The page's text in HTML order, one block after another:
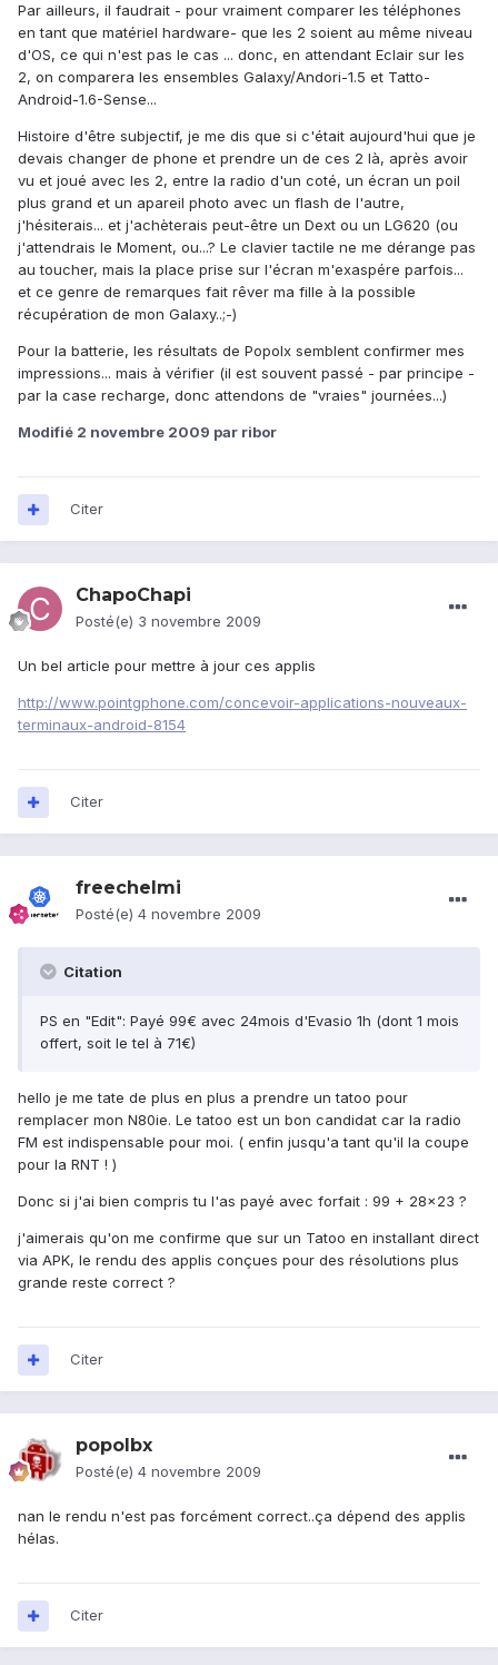
Par ailleurs, il faudrait - pour vraiment comparer les téléphones
en tant que matériel hardware- que les 2 soient au même niveau
d'OS, ce qui n'est pas le cas ... donc, en attendant Eclair sur les
2, on comparera les ensembles Galaxy/Andori-1.5 et Tatto-
Android-1.6-Sense...
Histoire d'être subjectif, je me dis que si c'était aujourd'hui que je
devais changer de phone et prendre un de ces 2 là, après avoir
vu et joué avec les 2, entre la radio d'un coté, un écran un poil
plus grand et un apareil photo avec un flash de l'autre,
j'hésiterais... et j'achèterais peut-être un Dext ou un LG620 (ou
j'attendrais le Moment, ou...? Le clavier tactile ne me dérange pas
au toucher, mais la place prise sur l'écran m'exaspére parfois...
et ce genre de remarques fait rêver ma fille à la possible
récupération de mon Galaxy..;-)
Pour la batterie, les résultats de Popolx semblent confirmer mes
impressions... mais à vérifier (il est souvent passé - par principe -
par la case recharge, donc attendons de "vraies" journées...)
Modifié 2 novembre 2009 par ribor
Citer
ChapoChapi
Posté(e) 3 novembre 2009
Un bel article pour mettre à jour ces applis
http://www.pointgphone.com/concevoir-applications-nouveaux-
terminaux-android-8154
Citer
freechelmi
Posté(e) 4 novembre 2009
Citation
PS en "Edit": Payé 99€ avec 24mois d'Evasio 1h (dont 1 mois
offert, soit le tel à 71€)
hello je me tate de plus en plus a prendre un tatoo pour
remplacer mon N80ie. Le tatoo est un bon candidat car la radio
FM est indispensable pour moi. ( enfin jusqu'a tant qu'il la coupe
pour la RNT ! )
Donc si j'ai bien compris tu l'as payé avec forfait : 99 + 28x23 ?
j'aimerais qu'on me confirme que sur un Tatoo en installant direct
via APK, le rendu des applis conçues pour des résolutions plus
grande reste correct ?
Citer
popolbx
Posté(e) 4 novembre 2009
nan le rendu n'est pas forcément correct..ça dépend des applis
hélas.
Citer